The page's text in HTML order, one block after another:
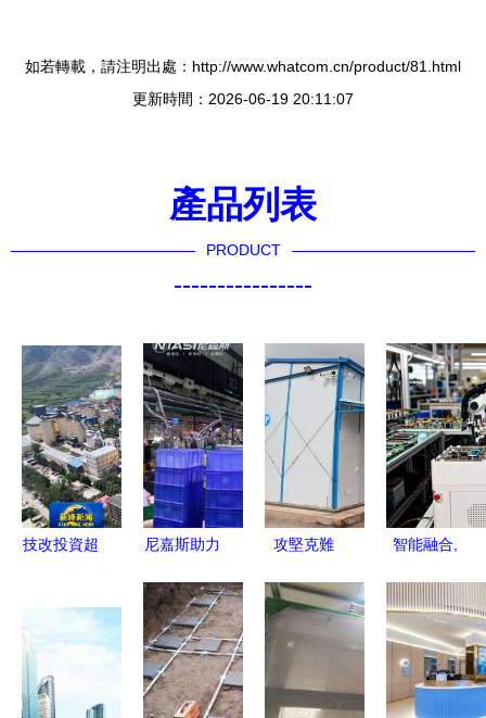
如若轉載，請注明出處：http://www.whatcom.cn/product/81.html
更新時間：2026-06-19 20:11:07
產品列表
PRODUCT
----------------
技改投資超
水泥智能化
綠色工廠建
設提速，撬
動行業轉型
尼嘉斯助力
場開啟智能
化工廠時代
攻堅克難
天建成廣西
區邊境防疫
項目智能化
安裝工程
智能融合,
富唯智能復
合機器人引
領柔性制造
新時代